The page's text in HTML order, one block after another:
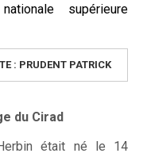
supérieure
: PRUDENT PATRICK
du Cirad
était né le 14